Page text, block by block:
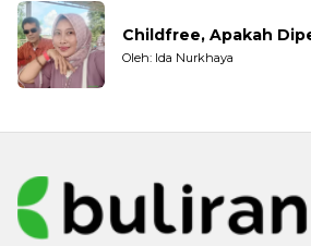
Childfree, Apakah
Oleh: Ida Nurkhaya